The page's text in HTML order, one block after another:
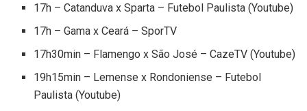
17h – Catanduva x Sparta – Futebol Paulista (Youtube)
17h – Gama x Ceará – SporTV
17h30min – Flamengo x São José – CazeTV (Youtube)
19h15min – Lemense x Rondoniense – Futebol
Paulista (Youtube)